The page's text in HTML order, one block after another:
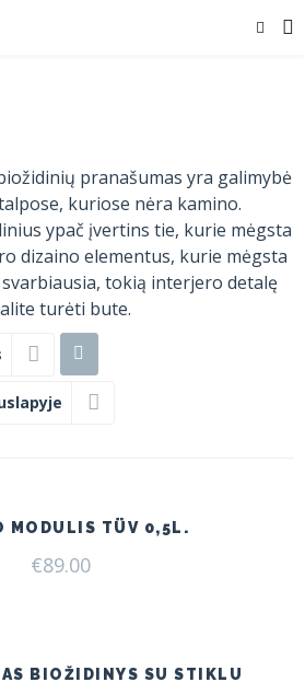
pranašumas yra galimybė
kuriose nėra kamino.
ypač įvertins tie, kurie mėgsta
dizaino elementus, kurie mėgsta
tokią interjero detalę
turėti bute.
MODULIS TÜV 0,5L.
€89.00
BIOŽIDINYS SU STIKLU